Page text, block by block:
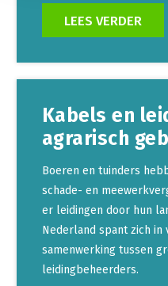
LEES VERDER
Kabels en
agrarisch
Boeren en tuinders
schade- en
er leidingen door hun
Nederland spant zich in
samenwerking tussen
leidingbeheerders.